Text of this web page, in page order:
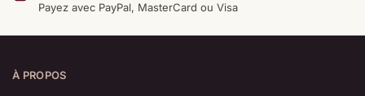
Payez avec PayPal, MasterCard ou Visa
À PROPOS